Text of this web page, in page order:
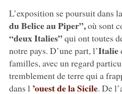
L’exposition se poursuit dans
du Belice au Piper”,où sont
“deux Italies”qui ont toutes
notre pays. D’une part, l’Italie
familles, avec un regard
tremblement de terre qui a
dans l ’ouest de la Sicile. De